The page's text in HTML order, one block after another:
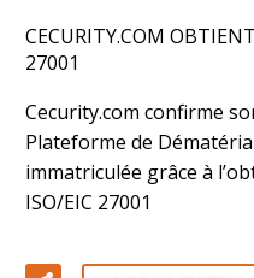
CECURITY.COM
27001
Cecurity.com confirme
Plateforme de
immatriculée grâce à
ISO/EIC 27001